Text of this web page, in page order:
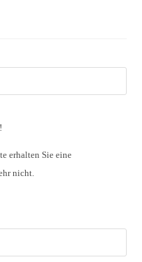
erhalten Sie eine
nicht.